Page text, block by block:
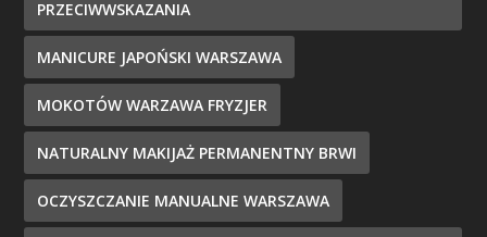
PRZECIWWSKAZANIA
MANICURE JAPOŃSKI WARSZAWA
MOKOTÓW WARZAWA FRYZJER
NATURALNY MAKIJAŻ PERMANENTNY BRWI
OCZYSZCZANIE MANUALNE WARSZAWA